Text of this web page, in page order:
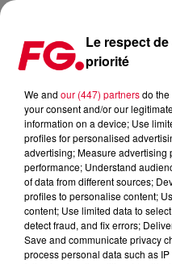
LOST FREQUENCIES | CLUB
Cet élément est
dépôt de cookies que
souhaitez l'afficher,
en cliquant sur
Le respect
priorité
We and our (447) partnersdo
your consent and/or our
information on a device; Use
profiles for personalised
advertising; Measure advertising
performance; Understand
of data from different sources;
profiles to personalise content;
content; Use limited data to
detect fraud, and fix errors;
Save and communicate privacy
process personal data such as